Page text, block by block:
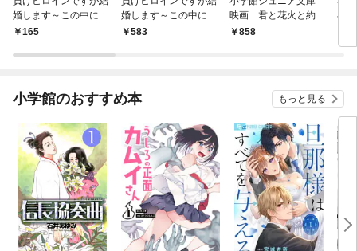
婚します～この中に私
の夫がいる！？～【マ
165
婚します～この中に私
の夫がいる！？～
583
映画 君と花火と約束
と858
小
小学館のおすすめ本 もっと見る